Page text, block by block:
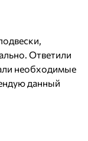
Ответили
необходимые
данный